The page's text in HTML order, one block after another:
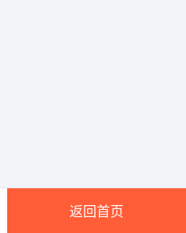
返回首页